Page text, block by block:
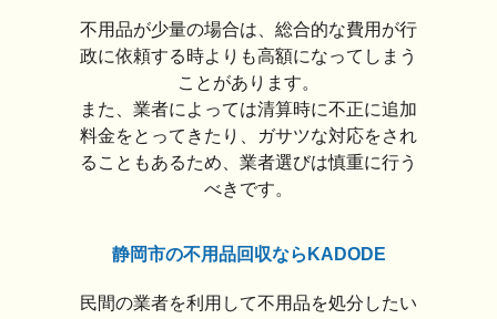
不用品が少量の場合は、総合的な費用が行
政に依頼する時よりも高額になってしまう
ことがあります。
また、業者によっては清算時に不正に追加
料金をとってきたり、ガサツな対応をされ
ることもあるため、業者選びは慎重に行う
べきです。
静岡市の不用品回収ならKADODE
民間の業者を利用して不用品を処分したい